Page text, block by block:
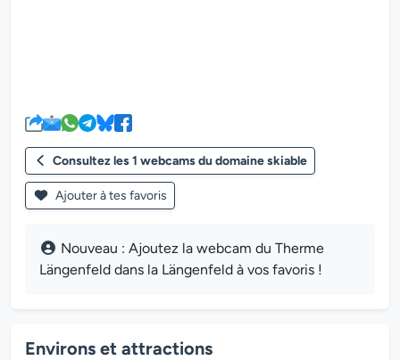
Consultez les 1 webcams du domaine skiable
Ajouter à tes favoris
Nouveau : Ajoutez la webcam du Therme
Längenfeld dans la Längenfeld à vos favoris !
Environs et attractions